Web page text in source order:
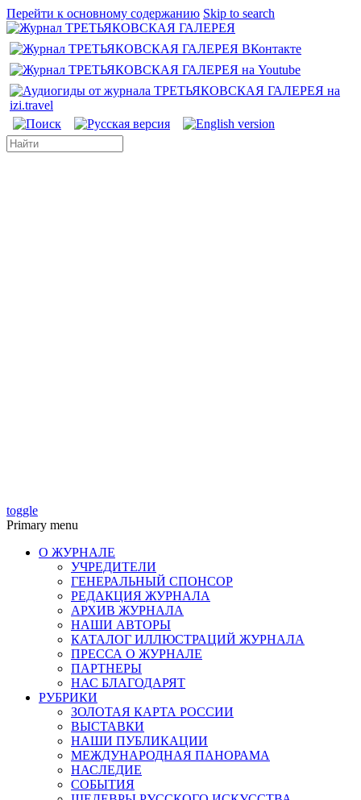
Перейти к основному содержанию Skip to search
toggle
Primary menu
О ЖУРНАЛЕ
УЧРЕДИТЕЛИ
ГЕНЕРАЛЬНЫЙ СПОНСОР
РЕДАКЦИЯ ЖУРНАЛА
АРХИВ ЖУРНАЛА
НАШИ АВТОРЫ
КАТАЛОГ ИЛЛЮСТРАЦИЙ ЖУРНАЛА
ПРЕССА О ЖУРНАЛЕ
ПАРТНЕРЫ
НАС БЛАГОДАРЯТ
РУБРИКИ
ЗОЛОТАЯ КАРТА РОССИИ
ВЫСТАВКИ
НАШИ ПУБЛИКАЦИИ
МЕЖДУНАРОДНАЯ ПАНОРАМА
НАСЛЕДИЕ
СОБЫТИЯ